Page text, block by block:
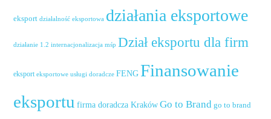
eksport działalność eksportowa działania eksportowe
działanie 1.2 internacjonalizacja mśp Dział eksportu dla firm
eksport eksportowe usługi doradcze FENG Finansowanie
eksportu firma doradcza Kraków Go to Brand go to brand